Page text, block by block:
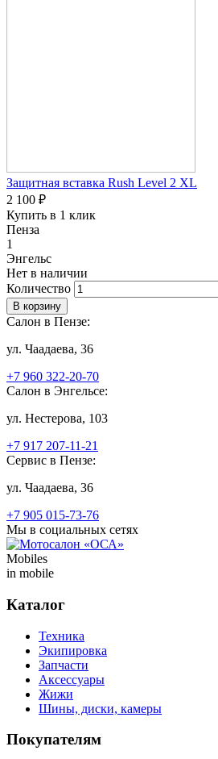
Защитная вставка Rush Level 2 XL
2 100 ₽
Купить в 1 клик
Пенза
1
Энгельс
Нет в наличии
Количество
Салон в Пензе:
ул. Чаадаева, 36
+7 960 322-20-70
Салон в Энгельсе:
ул. Нестерова, 103
+7 917 207-11-21
Сервис в Пензе:
ул. Чаадаева, 36
+7 905 015-73-76
Мы в социальных сетях
Mobiles
in mobile
Каталог
Техника
Экипировка
Запчасти
Аксессуары
Жижи
Шины, диски, камеры
Покупателям